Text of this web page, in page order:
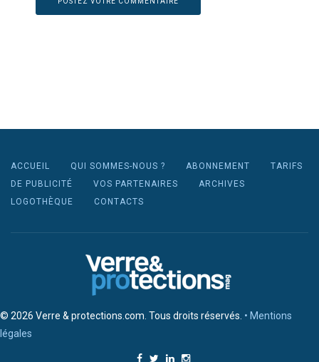
ACCUEIL QUI SOMMES-NOUS ? ABONNEMENT
TARIFS
DE PUBLICITÉ
VOS PARTENAIRES
ARCHIVES
LOGOTHÈQUE
CONTACTS
© 2026 Verre & protections.com. Tous droits réservés. • Mentions
légales